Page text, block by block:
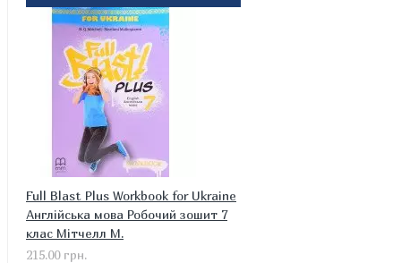
Full Blast Plus Workbook for Ukraine
Англійська мова Робочий зошит 7
клас Мітчелл М.
215.00 грн.